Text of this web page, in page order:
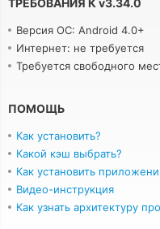
ТРЕБОВАНИЯ К v3.34.0
Версия ОС: Android 4.0+
Интернет: не требуется
Требуется свободного
ПОМОЩЬ
Как установить?
Какой кэш выбрать?
Как установить
Видео-инструкция
Как узнать архитектуру